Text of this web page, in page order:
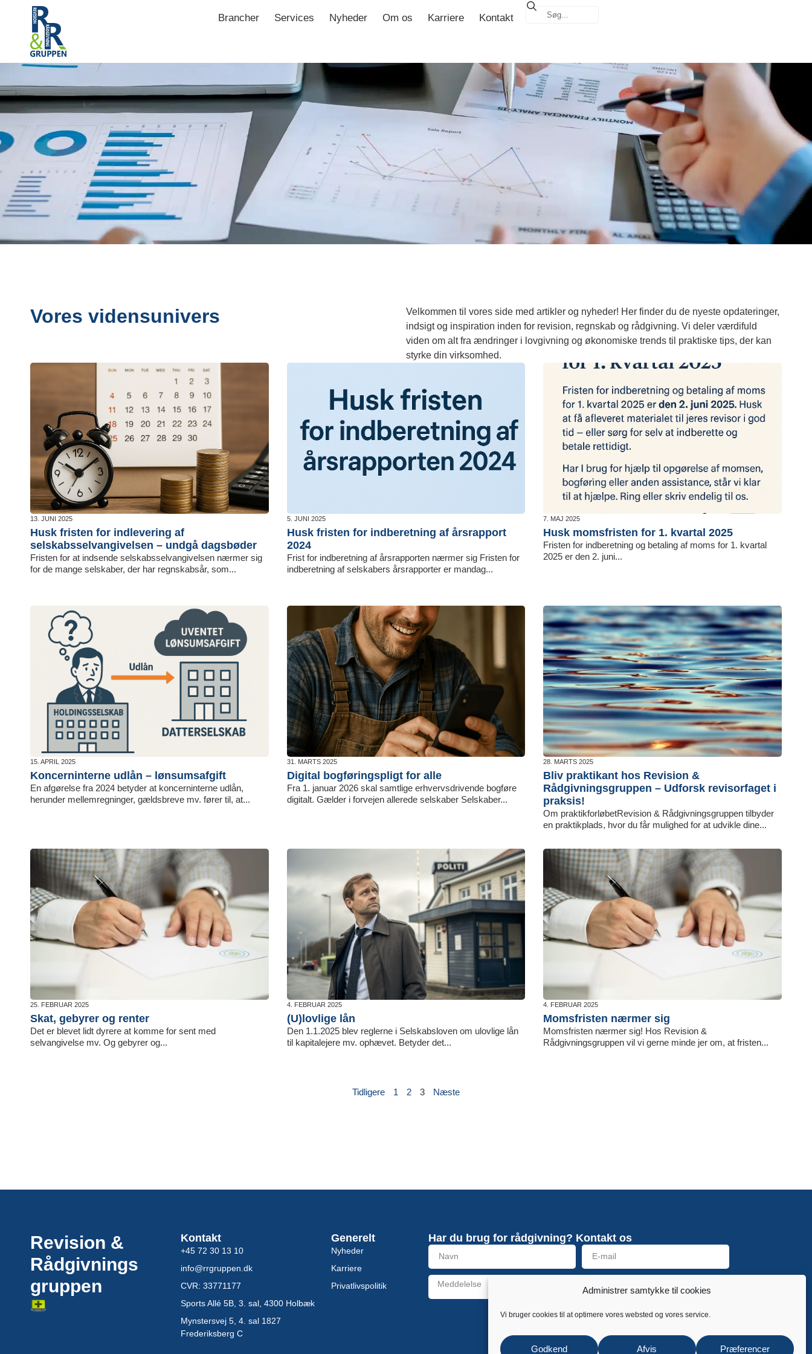
Administrer samtykke til cookies
Vi bruger cookies til at optimere vores websted og vores service.
Godkend Afvis Præferencer
Brancher Services Nyheder Om os Karriere Kontakt
Vores vidensunivers
Velkommen til vores side med artikler og nyheder! Her finder du de nyeste opdateringer,
indsigt og inspiration inden for revision, regnskab og rådgivning. Vi deler værdifuld
viden om alt fra ændringer i lovgivning og økonomiske trends til praktiske tips, der kan
styrke din virksomhed.
13. JUNI 2025
Husk fristen for indlevering af
selskabsselvangivelsen – undgå dagsbøder
Fristen for at indsende selskabsselvangivelsen nærmer sig
for de mange selskaber, der har regnskabsår, som...
5. JUNI 2025
Husk fristen for indberetning af årsrapport
2024
Frist for indberetning af årsrapporten nærmer sig Fristen for
indberetning af selskabers årsrapporter er mandag...
7. MAJ 2025
Husk momsfristen for 1. kvartal 2025
Fristen for indberetning og betaling af moms for 1. kvartal
2025 er den 2. juni...
15. APRIL 2025
Koncerninterne udlån – lønsumsafgift
En afgørelse fra 2024 betyder at koncerninterne udlån,
herunder mellemregninger, gældsbreve mv. fører til, at...
31. MARTS 2025
Digital bogføringspligt for alle
Fra 1. januar 2026 skal samtlige erhvervsdrivende bogføre
digitalt. Gælder i forvejen allerede selskaber Selskaber...
28. MARTS 2025
Bliv praktikant hos Revision &
Rådgivningsgruppen – Udforsk revisorfaget i
praksis!
Om praktikforløbetRevision & Rådgivningsgruppen tilbyder
en praktikplads, hvor du får mulighed for at udvikle dine...
25. FEBRUAR 2025
Skat, gebyrer og renter
Det er blevet lidt dyrere at komme for sent med
selvangivelse mv. Og gebyrer og...
4. FEBRUAR 2025
(U)lovlige lån
Den 1.1.2025 blev reglerne i Selskabsloven om ulovlige lån
til kapitalejere mv. ophævet. Betyder det...
4. FEBRUAR 2025
Momsfristen nærmer sig
Momsfristen nærmer sig! Hos Revision &
Rådgivningsgruppen vil vi gerne minde jer om, at fristen...
Tidligere 1 2 3 Næste
Revision &
Rådgivnings
gruppen
Kontakt
+45 72 30 13 10
info@rrgruppen.dk
CVR: 33771177
Sports Allé 5B, 3. sal, 4300 Holbæk
Mynstersvej 5, 4. sal 1827
Frederiksberg C
Generelt
Nyheder
Karriere
Privatlivspolitik
Har du brug for rådgivning? Kontakt os
Send